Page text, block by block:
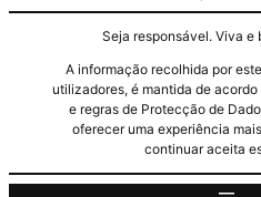
Seja responsável. Viva e
A informação recolhida por
utilizadores, é mantida de
e regras de Protecção de
oferecer uma experiência
continuar aceita